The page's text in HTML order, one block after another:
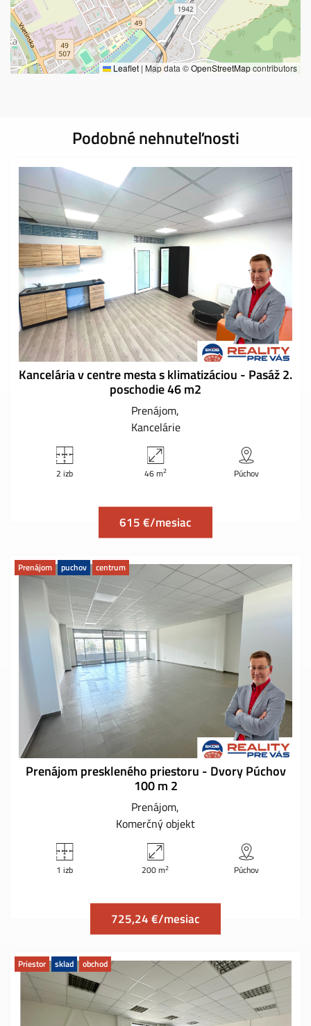
Leaflet | Map data ©OpenStreetMapcontributors
Podobné nehnuteľnosti
Kancelária v centre mesta s klimatizáciou - Pasáž 2.
poschodie 46 m2
Prenájom
Kancelárie
2 izb 46 m2 Púchov
615 €/mesiac
Prenájom puchov centrum
Prenájom preskleného priestoru - Dvory Púchov
100 m 2
Prenájom
Komerčný objekt
1 izb 200 m2 Púchov
725,24 €/mesiac
Priestor sklad obchod